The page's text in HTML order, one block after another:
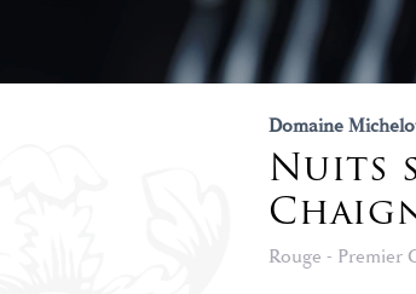
Domaine
Nuits
Rouge - Premier